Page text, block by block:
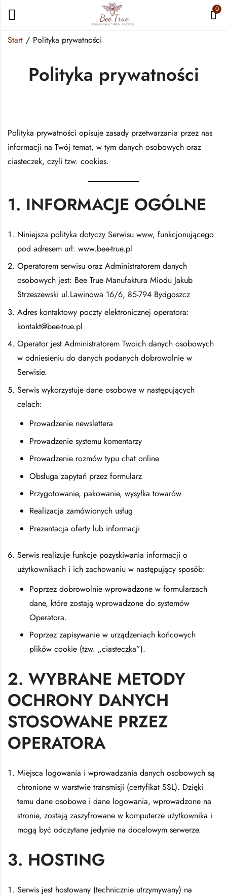
0
Polityka prywatności
Start Polityka prywatności
Polityka prywatności opisuje zasady przetwarzania przez nas
informacji na Twój temat, w tym danych osobowych oraz
ciasteczek, czyli tzw. cookies.
1. INFORMACJE OGÓLNE
Niniejsza polityka dotyczy Serwisu www, funkcjonującego
pod adresem url: www.bee-true.pl
Operatorem serwisu oraz Administratorem danych
osobowych jest: Bee True Manufaktura Miodu Jakub
Strzeszewski ul.Lawinowa 16/6, 85-794 Bydgoszcz
Adres kontaktowy poczty elektronicznej operatora:
kontakt@bee-true.pl
Operator jest Administratorem Twoich danych osobowych
w odniesieniu do danych podanych dobrowolnie w
Serwisie.
Serwis wykorzystuje dane osobowe w następujących
celach:
Prowadzenie newslettera
Prowadzenie systemu komentarzy
Prowadzenie rozmów typu chat online
Obsługa zapytań przez formularz
Przygotowanie, pakowanie, wysyłka towarów
Realizacja zamówionych usług
Prezentacja oferty lub informacji
Serwis realizuje funkcje pozyskiwania informacji o
użytkownikach i ich zachowaniu w następujący sposób:
Poprzez dobrowolnie wprowadzone w formularzach
dane, które zostają wprowadzone do systemów
Operatora.
Poprzez zapisywanie w urządzeniach końcowych
plików cookie (tzw. „ciasteczka”).
2. WYBRANE METODY
OCHRONY DANYCH
STOSOWANE PRZEZ
OPERATORA
Miejsca logowania i wprowadzania danych osobowych są
chronione w warstwie transmisji (certyfikat SSL). Dzięki
temu dane osobowe i dane logowania, wprowadzone na
stronie, zostają zaszyfrowane w komputerze użytkownika i
mogą być odczytane jedynie na docelowym serwerze.
3. HOSTING
Serwis jest hostowany (technicznie utrzymywany) na